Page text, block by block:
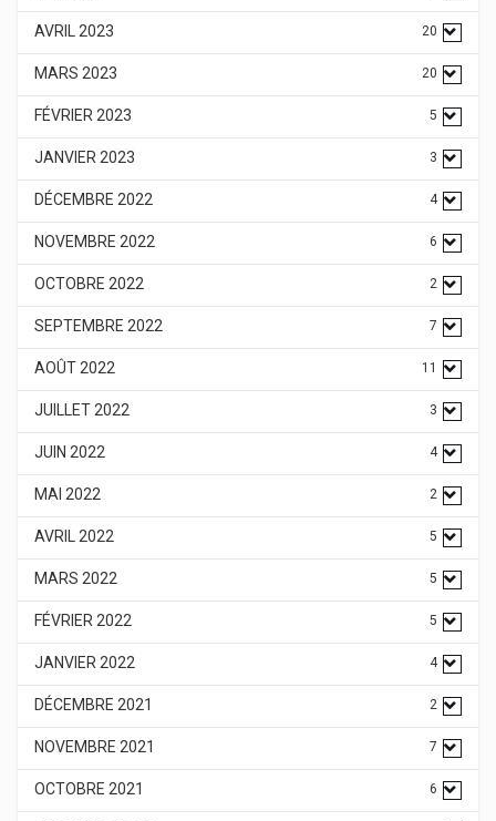
AVRIL 2023 20
MARS 2023 20
FÉVRIER 2023 5
JANVIER 2023 3
DÉCEMBRE 2022 4
NOVEMBRE 2022 6
OCTOBRE 2022 2
SEPTEMBRE 2022 7
AOÛT 2022 11
JUILLET 2022 3
JUIN 2022 4
MAI 2022 2
AVRIL 2022 5
MARS 2022 5
FÉVRIER 2022 5
JANVIER 2022 4
DÉCEMBRE 2021 2
NOVEMBRE 2021 7
OCTOBRE 2021 6